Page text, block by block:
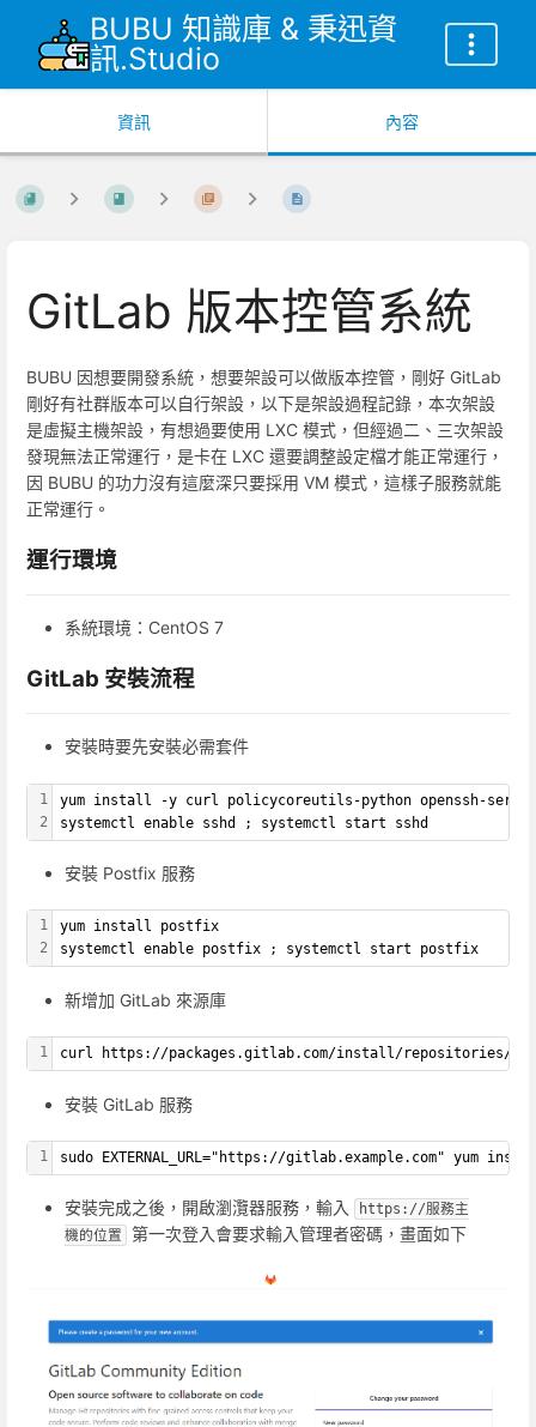
BUBU 知識庫 & 秉迅資
訊.Studio
資訊 內容
GitLab 版本控管系統
BUBU 因想要開發系統，想要架設可以做版本控管，剛好 GitLab
剛好有社群版本可以自行架設，以下是架設過程記錄，本次架設
是虛擬主機架設，有想過要使用 LXC 模式，但經過二、三次架設
發現無法正常運行，是卡在 LXC 還要調整設定檔才能正常運行，
因 BUBU 的功力沒有這麼深只要採用 VM 模式，這樣子服務就能
正常運行。
運行環境
系統環境：CentOS 7
GitLab 安裝流程
安裝時要先安裝必需套件
1
2
yum install -y curl policycoreutils-python openssh-server
systemctl enable sshd ; systemctl start sshd
安裝 Postfix 服務
1
2
yum install postfix
systemctl enable postfix ; systemctl start postfix
新增加 GitLab 來源庫
1 curl https://packages.gitlab.com/install/repositories/
安裝 GitLab 服務
1 sudo EXTERNAL_URL="https://gitlab.example.com" yum
安裝完成之後，開啟瀏灠器服務，輸入
https://服務主
機的位置
第一次登入會要求輸入管理者密碼，畫面如下